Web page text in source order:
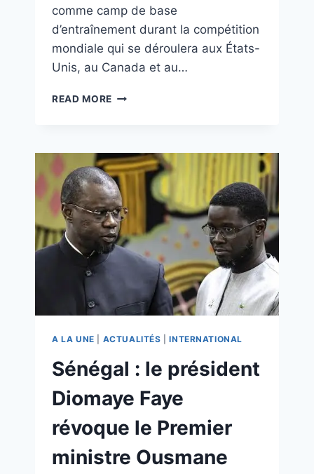
comme camp de base
d’entraînement durant la compétition
mondiale qui se déroulera aux États-
Unis, au Canada et au…
READ MORE
A LA UNE ACTUALITÉS |INTERNATIONAL
Sénégal : le président
Diomaye Faye
révoque le Premier
ministre Ousmane